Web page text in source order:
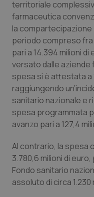
Campania
Emilia-Romagna
Friuli Venezia
Lazio
Liguria
Lombardia
Marche
Car-T
Colesterolo &
Dermatite
Diabete &
Disturbi
Dolore
Donna & Salute
territoriale
farmaceutica
la compartecipazione
periodo compreso fra
pari a 14.394 milioni
versato dalle aziende
spesa si è attestata a
raggiungendo
sanitario nazionale e
spesa programmata
avanzo pari a 127,4
Al contrario, la spesa
3.780,6 milioni di
Fondo sanitario
assoluto di circa 1.230